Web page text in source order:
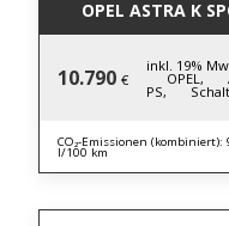
OPEL ASTRA K
10.790 €
inkl. 19%
OPEL,
PS,
CO₂-Emissionen
l/100 km